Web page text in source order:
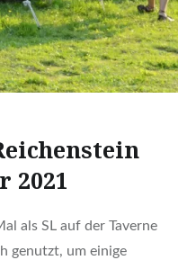
2021
als SL auf der Taverne
genutzt, um einige